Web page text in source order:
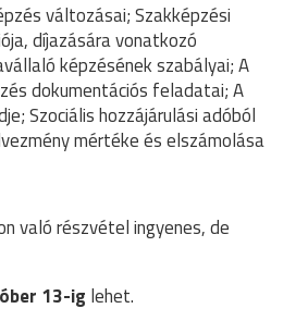
változásai; Szakképzési
díjazására vonatkozó
képzésének szabályai; A
dokumentációs feladatai; A
Szociális hozzájárulási adóból
mértéke és elszámolása
való részvétel ingyenes, de
13-ig lehet.